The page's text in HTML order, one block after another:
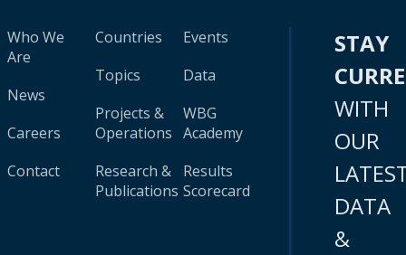
Who We
Are
News
Careers
Contact
Countries
Topics
Projects &
Operations
Research &
Publications
Events
Data
WBG
Academy
Results
Scorecard
STAY
WITH
OUR
DATA
&